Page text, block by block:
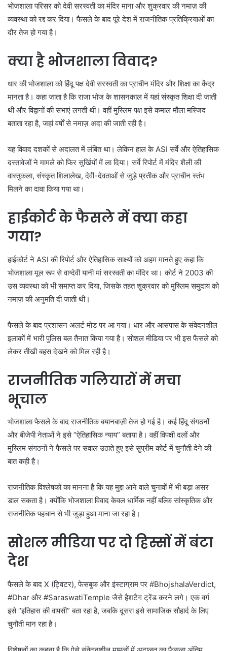
भोजशाला परिसर को देवी सरस्वती का मंदिर माना और शुक्रवार की नमाज़ की
व्यवस्था को रद्द कर दिया। फैसले के बाद पूरे देश में राजनीतिक प्रतिक्रियाओं का
दौर तेज हो गया है।
क्या है भोजशाला विवाद?
धार की भोजशाला को हिंदू पक्ष देवी सरस्वती का प्राचीन मंदिर और शिक्षा का केंद्र
मानता है। कहा जाता है कि राजा भोज के शासनकाल में यहां संस्कृत शिक्षा दी जाती
थी और विद्वानों की सभाएं लगती थीं। वहीं मुस्लिम पक्ष इसे कमाल मौला मस्जिद
बताता रहा है, जहां वर्षों से नमाज़ अदा की जाती रही है।
यह विवाद दशकों से अदालत में लंबित था। लेकिन हाल के ASI सर्वे और ऐतिहासिक
दस्तावेजों ने मामले को फिर सुर्खियों में ला दिया। सर्वे रिपोर्ट में मंदिर शैली की
वास्तुकला, संस्कृत शिलालेख, देवी-देवताओं से जुड़े प्रतीक और प्राचीन स्तंभ
मिलने का दावा किया गया था।
हाईकोर्ट के फैसले में क्या कहा
गया?
हाईकोर्ट ने ASI की रिपोर्ट और ऐतिहासिक साक्ष्यों को अहम मानते हुए कहा कि
भोजशाला मूल रूप से वाग्देवी यानी मां सरस्वती का मंदिर था। कोर्ट ने 2003 की
उस व्यवस्था को भी समाप्त कर दिया, जिसके तहत शुक्रवार को मुस्लिम समुदाय को
नमाज़ की अनुमति दी जाती थी।
फैसले के बाद प्रशासन अलर्ट मोड पर आ गया। धार और आसपास के संवेदनशील
इलाकों में भारी पुलिस बल तैनात किया गया है। सोशल मीडिया पर भी इस फैसले को
लेकर तीखी बहस देखने को मिल रही है।
राजनीतिक गलियारों में मचा
भूचाल
भोजशाला फैसले के बाद राजनीतिक बयानबाज़ी तेज हो गई है। कई हिंदू संगठनों
और बीजेपी नेताओं ने इसे “ऐतिहासिक न्याय” बताया है। वहीं विपक्षी दलों और
मुस्लिम संगठनों ने फैसले पर सवाल उठाते हुए इसे सुप्रीम कोर्ट में चुनौती देने की
बात कही है।
राजनीतिक विश्लेषकों का मानना है कि यह मुद्दा आने वाले चुनावों में भी बड़ा असर
डाल सकता है। क्योंकि भोजशाला विवाद केवल धार्मिक नहीं बल्कि सांस्कृतिक और
राजनीतिक पहचान से भी जुड़ा हुआ माना जा रहा है।
सोशल मीडिया पर दो हिस्सों में बंटा
देश
फैसले के बाद X (ट्विटर), फेसबुक और इंस्टाग्राम पर #BhojshalaVerdict,
#Dhar और #SaraswatiTemple जैसे हैशटैग ट्रेंड करने लगे। एक वर्ग
इसे “इतिहास की वापसी” बता रहा है, जबकि दूसरा इसे सामाजिक सौहार्द के लिए
चुनौती मान रहा है।